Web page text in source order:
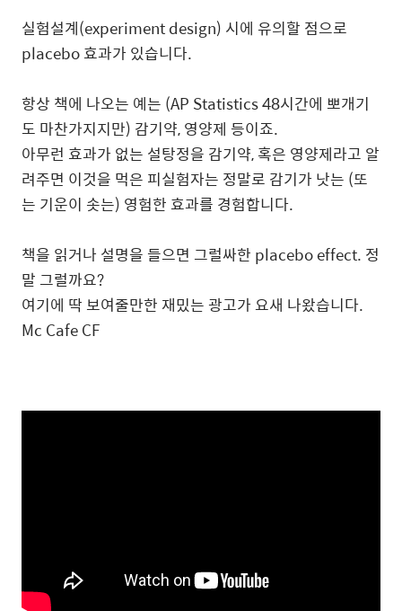
실험설계(experiment design) 시에 유의할 점으로
placebo 효과가 있습니다.
항상 책에 나오는 예는 (AP Statistics 48시간에 뽀개기
도 마찬가지지만) 감기약, 영양제 등이죠.
아무런 효과가 없는 설탕정을 감기약, 혹은 영양제라고 알
려주면 이것을 먹은 피실험자는 정말로 감기가 낫는 (또
는 기운이 솟는) 영험한 효과를 경험합니다.
책을 읽거나 설명을 들으면 그럴싸한 placebo effect. 정
말 그럴까요?
여기에 딱 보여줄만한 재밌는 광고가 요새 나왔습니다.
Mc Cafe CF